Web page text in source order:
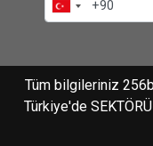
Tüm bilgileriniz
Türkiye'de